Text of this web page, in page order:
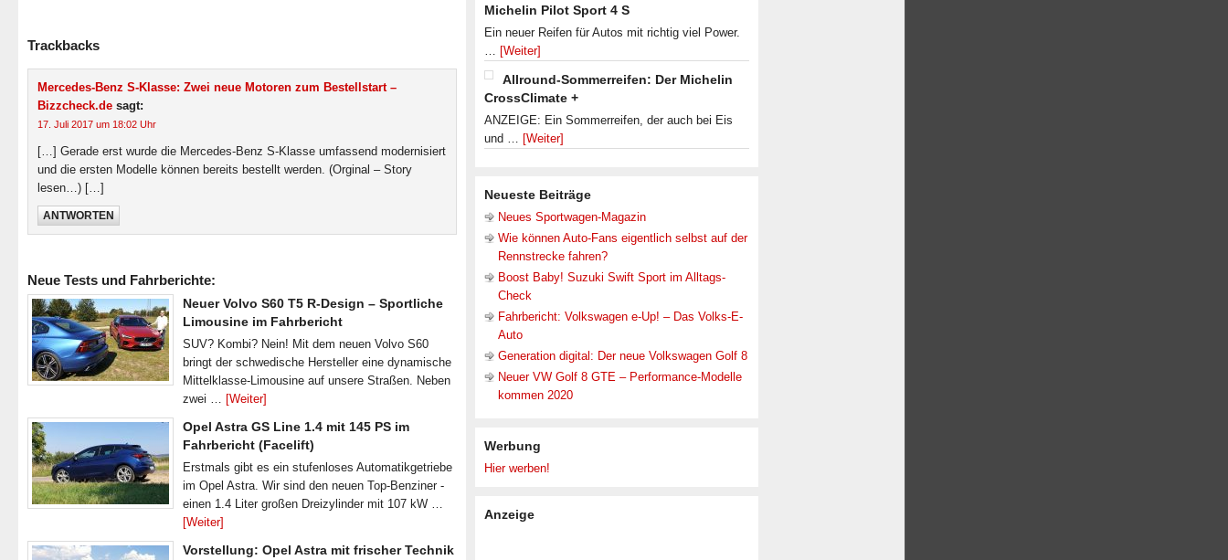
Trackbacks
Mercedes-Benz S-Klasse: Zwei neue Motoren zum Bestellstart –
Bizzcheck.de sagt:
17. Juli 2017 um 18:02 Uhr
[…] Gerade erst wurde die Mercedes-Benz S-Klasse umfassend modernisiert
und die ersten Modelle können bereits bestellt werden. (Orginal – Story
lesen…) […]
ANTWORTEN
Neue Tests und Fahrberichte:
Neuer Volvo S60 T5 R-Design – Sportliche
Limousine im Fahrbericht
SUV? Kombi? Nein! Mit dem neuen Volvo S60
bringt der schwedische Hersteller eine dynamische
Mittelklasse-Limousine auf unsere Straßen. Neben
zwei … [Weiter]
Opel Astra GS Line 1.4 mit 145 PS im
Fahrbericht (Facelift)
Erstmals gibt es ein stufenloses Automatikgetriebe
im Opel Astra. Wir sind den neuen Top-Benziner -
einen 1.4 Liter großen Dreizylinder mit 107 kW …
[Weiter]
Vorstellung: Opel Astra mit frischer Technik
Michelin Pilot Sport 4 S
Ein neuer Reifen für Autos mit richtig viel Power.
… [Weiter]
Allround-Sommerreifen: Der Michelin
CrossClimate +
ANZEIGE: Ein Sommerreifen, der auch bei Eis
und … [Weiter]
Neueste Beiträge
Neues Sportwagen-Magazin
Wie können Auto-Fans eigentlich selbst auf der
Rennstrecke fahren?
Boost Baby! Suzuki Swift Sport im Alltags-
Check
Fahrbericht: Volkswagen e-Up! – Das Volks-E-
Auto
Generation digital: Der neue Volkswagen Golf 8
Neuer VW Golf 8 GTE – Performance-Modelle
kommen 2020
Werbung
Hier werben!
Anzeige